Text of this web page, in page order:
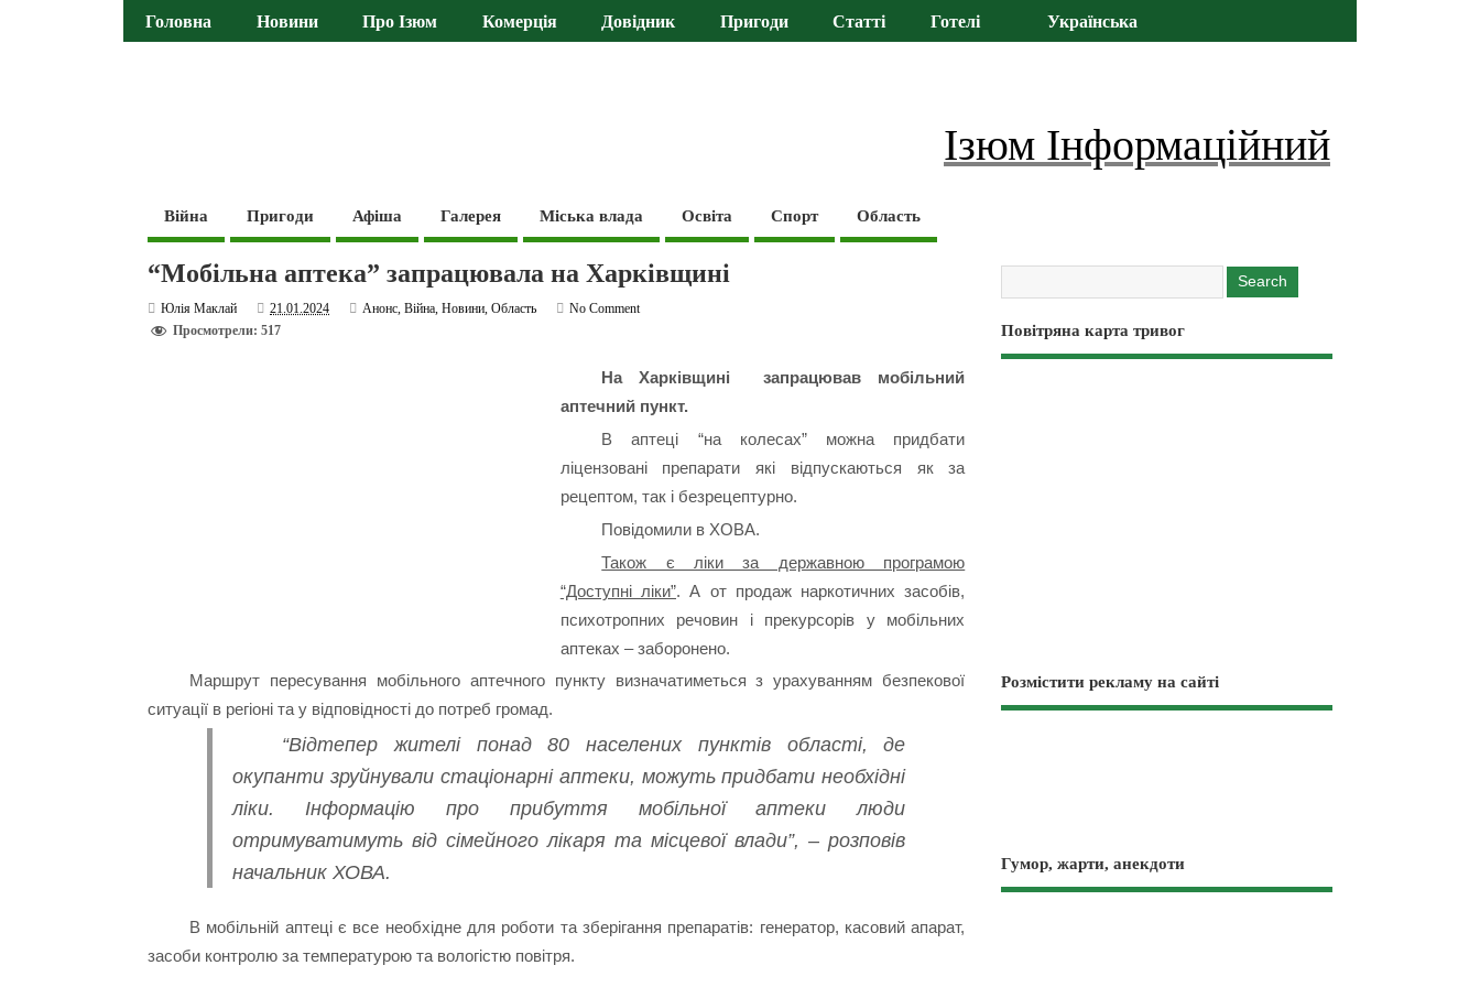
Головна Новини Про Ізюм Комерція Довідник Пригоди Статті Готелі Українська
Ізюм Інформаційний
Війна Пригоди Афіша Галерея Міська влада Освіта Спорт Область
“Мобільна аптека” запрацювала на Харківщині
Юлія Маклай 21.01.2024 Анонс,Війна,Новини,Область
No Comment
Просмотрели: 517
На Харківщині запрацював мобільний
аптечний пункт.
В аптеці “на колесах” можна придбати
ліцензовані препарати які відпускаються як за
рецептом, так і безрецептурно.
Повідомили в ХОВА.
Також є ліки за державною програмою
“Доступні ліки”. А от продаж наркотичних засобів,
психотропних речовин і прекурсорів у мобільних
аптеках – заборонено.
Маршрут пересування мобільного аптечного пункту визначатиметься з урахуванням безпекової
ситуації в регіоні та у відповідності до потреб громад.
“Відтепер жителі понад 80 населених пунктів області, де
окупанти зруйнували стаціонарні аптеки, можуть придбати необхідні
ліки. Інформацію про прибуття мобільної аптеки люди
отримуватимуть від сімейного лікаря та місцевої влади”, – розповів
начальник ХОВА.
В мобільній аптеці є все необхідне для роботи та зберігання препаратів: генератор, касовий апарат,
засоби контролю за температурою та вологістю повітря.
Повітряна карта тривог
Розмістити рекламу на сайті
Гумор, жарти, анекдоти